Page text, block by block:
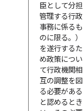
臣として分担
管理する行政
事務に係るも
のに限る。）
を遂行するた
め政策につい
て行政機関相
互の調整を図
る必要がある
と認めるとき